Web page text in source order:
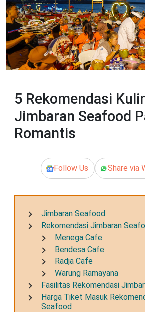
5 Rekomendasi
Jimbaran Seafood
Romantis
Follow Us Share via
Jimbaran Seafood
Rekomendasi Jimbaran
Menega Cafe
Bendesa Cafe
Radja Cafe
Warung Ramayana
Fasilitas Rekomendasi
Harga Tiket Masuk
Seafood